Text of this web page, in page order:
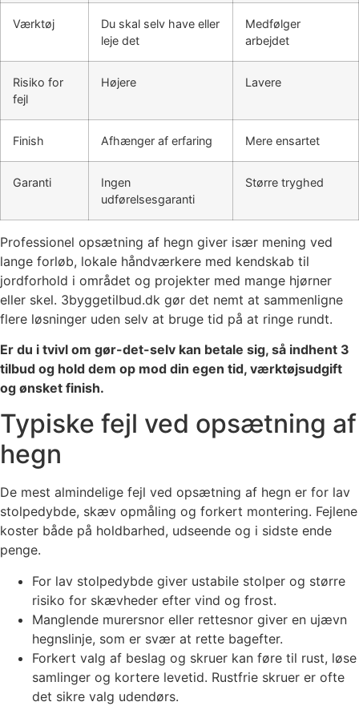
Værktøj
Du skal selv have eller
leje det
Medfølger
arbejdet
Risiko for
fejl
Højere Lavere
Finish Afhænger af erfaring Mere ensartet
Garanti
Ingen
udførelsesgaranti
Større tryghed
Professionel opsætning af hegn giver især mening ved
lange forløb, lokale håndværkere med kendskab til
jordforhold i området og projekter med mange hjørner
eller skel. 3byggetilbud.dk gør det nemt at sammenligne
flere løsninger uden selv at bruge tid på at ringe rundt.
Er du i tvivl om gør-det-selv kan betale sig, så indhent 3
tilbud og hold dem op mod din egen tid, værktøjsudgift
og ønsket finish.
Typiske fejl ved opsætning af
hegn
De mest almindelige fejl ved opsætning af hegn er for lav
stolpedybde, skæv opmåling og forkert montering. Fejlene
koster både på holdbarhed, udseende og i sidste ende
penge.
For lav stolpedybde giver ustabile stolper og større
risiko for skævheder efter vind og frost.
Manglende murersnor eller rettesnor giver en ujævn
hegnslinje, som er svær at rette bagefter.
Forkert valg af beslag og skruer kan føre til rust, løse
samlinger og kortere levetid. Rustfrie skruer er ofte
det sikre valg udendørs.